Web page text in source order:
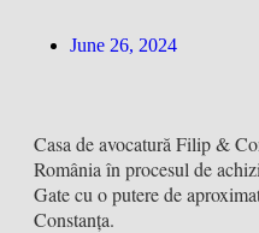
June 26, 2024
Casa de avocatură Filip &
România în procesul de
Gate cu o putere de
Constanța.